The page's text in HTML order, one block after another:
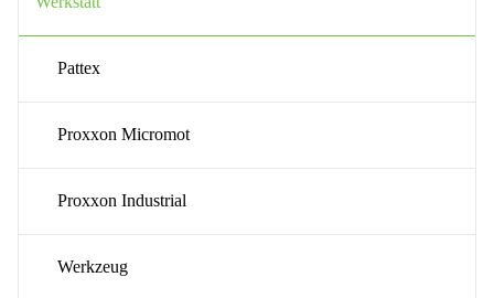
Pattex
Proxxon Micromot
Proxxon Industrial
Werkzeug